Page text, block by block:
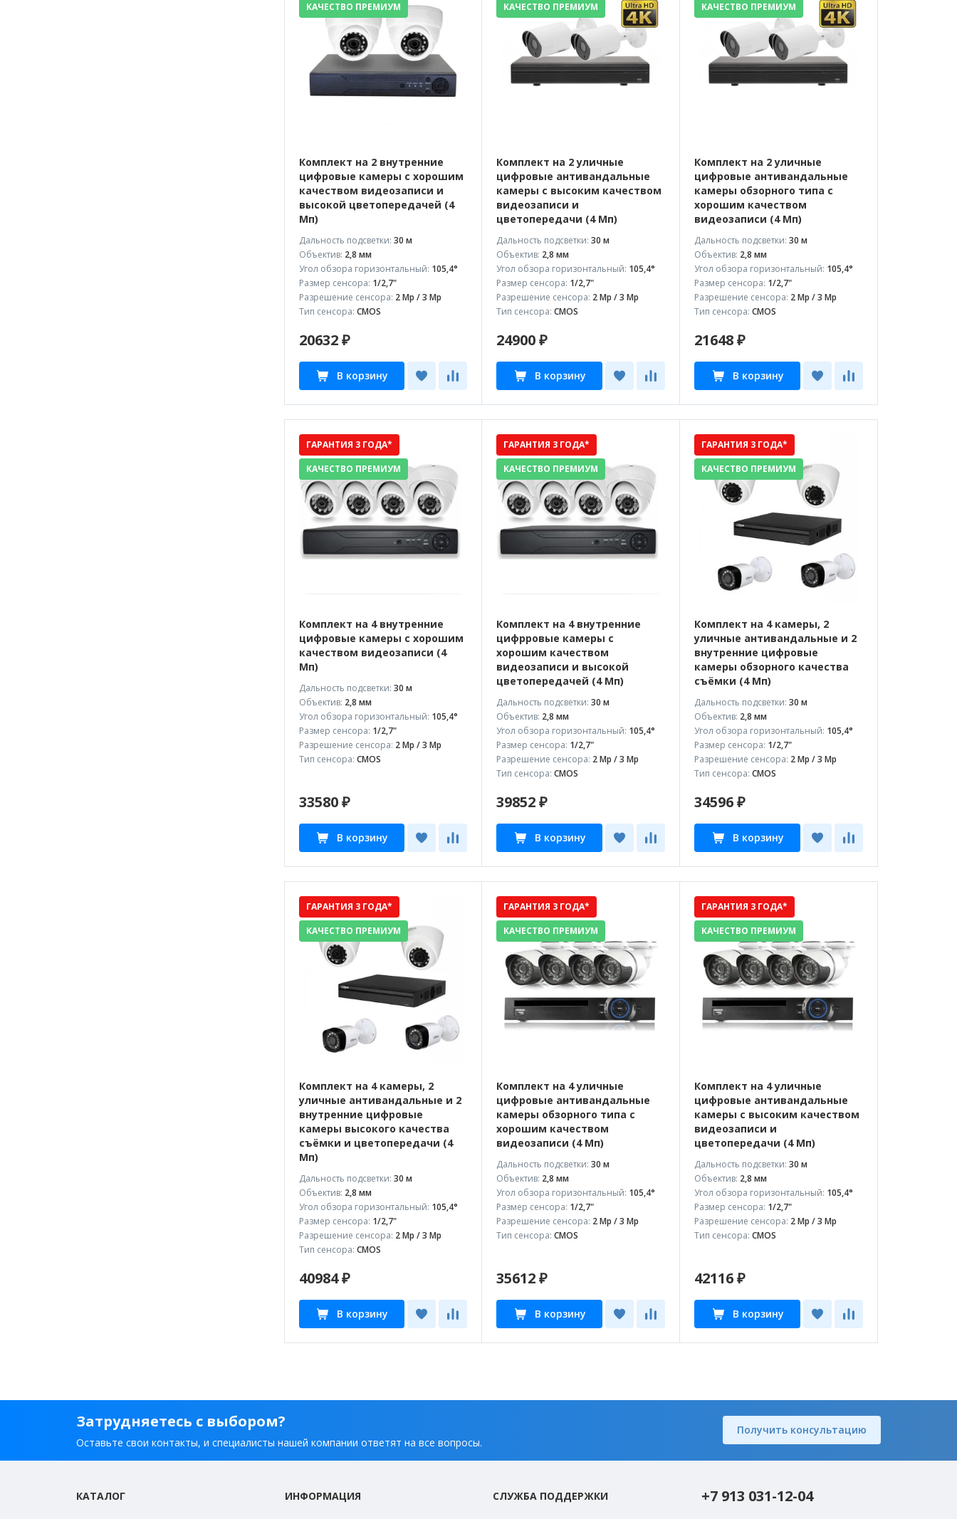
Комплект на 2 внутренние
цифровые камеры с хорошим
качеством видеозаписи и
высокой цветопередачей (4
Мп)
КАЧЕСТВО ПРЕМИУМ
Дальность подсветки: 30 м
Объектив: 2,8 мм
Угол обзора горизонтальный: 105,4°
Размер сенсора: 1/2,7"
Разрешение сенсора: 2 Mp / 3 Mp
Тип сенсора: CMOS
20632 ₽
В корзину
Комплект на 2 уличные
цифровые антивандальные
камеры с высоким качеством
видеозаписи и
цветопередачи (4 Мп)
КАЧЕСТВО ПРЕМИУМ
Дальность подсветки:30 м
Объектив: 2,8 мм
Угол обзора горизонтальный: 105,4°
Размер сенсора: 1/2,7"
Разрешение сенсора: 2 Mp / 3 Mp
Тип сенсора:CMOS
24900 ₽
В корзину
Комплект на 2 уличные
цифровые антивандальные
камеры обзорного типа с
хорошим качеством
видеозаписи (4 Мп)
КАЧЕСТВО ПРЕМИУМ
Дальность подсветки:30 м
Объектив: 2,8 мм
Угол обзора горизонтальный: 105,4°
Размер сенсора: 1/2,7"
Разрешение сенсора: 2 Mp / 3 Mp
Тип сенсора:CMOS
21648 ₽
В корзину
Комплект на 4 внутренние
цифровые камеры с хорошим
качеством видеозаписи (4
Мп)
ГАРАНТИЯ 3 ГОДА*
КАЧЕСТВО ПРЕМИУМ
Дальность подсветки: 30 м
Объектив: 2,8 мм
Угол обзора горизонтальный: 105,4°
Размер сенсора: 1/2,7"
Разрешение сенсора: 2 Mp / 3 Mp
Тип сенсора: CMOS
33580 ₽
В корзину
Комплект на 4 внутренние
цифрровые камеры с
хорошим качеством
видеозаписи и высокой
цветопередачей (4 Мп)
ГАРАНТИЯ 3 ГОДА*
КАЧЕСТВО ПРЕМИУМ
Дальность подсветки:30 м
Объектив: 2,8 мм
Угол обзора горизонтальный: 105,4°
Размер сенсора: 1/2,7"
Разрешение сенсора: 2 Mp / 3 Mp
Тип сенсора:CMOS
39852 ₽
В корзину
Комплект на 4 камеры, 2
уличные антивандальные и 2
внутренние цифровые
камеры обзорного качества
съёмки (4 Мп)
ГАРАНТИЯ 3 ГОДА*
КАЧЕСТВО ПРЕМИУМ
Дальность подсветки:30 м
Объектив: 2,8 мм
Угол обзора горизонтальный: 105,4°
Размер сенсора: 1/2,7"
Разрешение сенсора: 2 Mp / 3 Mp
Тип сенсора:CMOS
34596 ₽
В корзину
Комплект на 4 камеры, 2
уличные антивандальные и 2
внутренние цифровые
камеры высокого качества
съёмки и цветопередачи (4
Мп)
ГАРАНТИЯ 3 ГОДА*
КАЧЕСТВО ПРЕМИУМ
Дальность подсветки: 30 м
Объектив: 2,8 мм
Угол обзора горизонтальный: 105,4°
Размер сенсора: 1/2,7"
Разрешение сенсора: 2 Mp / 3 Mp
Тип сенсора: CMOS
40984 ₽
В корзину
Комплект на 4 уличные
цифровые антивандальные
камеры обзорного типа с
хорошим качеством
видеозаписи (4 Мп)
ГАРАНТИЯ 3 ГОДА*
КАЧЕСТВО ПРЕМИУМ
Дальность подсветки:30 м
Объектив: 2,8 мм
Угол обзора горизонтальный: 105,4°
Размер сенсора: 1/2,7"
Разрешение сенсора: 2 Mp / 3 Mp
Тип сенсора:CMOS
35612 ₽
В корзину
Комплект на 4 уличные
цифровые антивандальные
камеры с высоким качеством
видеозаписи и
цветопередачи (4 Мп)
ГАРАНТИЯ 3 ГОДА*
КАЧЕСТВО ПРЕМИУМ
Дальность подсветки:30 м
Объектив: 2,8 мм
Угол обзора горизонтальный: 105,4°
Размер сенсора: 1/2,7"
Разрешение сенсора: 2 Mp / 3 Mp
Тип сенсора:CMOS
42116 ₽
В корзину
Затрудняетесь с выбором?
Оставьте свои контакты, и специалисты нашей компании ответят на все вопросы.
Получить консультацию
КАТАЛОГ ИНФОРМАЦИЯ СЛУЖБА ПОДДЕРЖКИ +7 913 031-12-04